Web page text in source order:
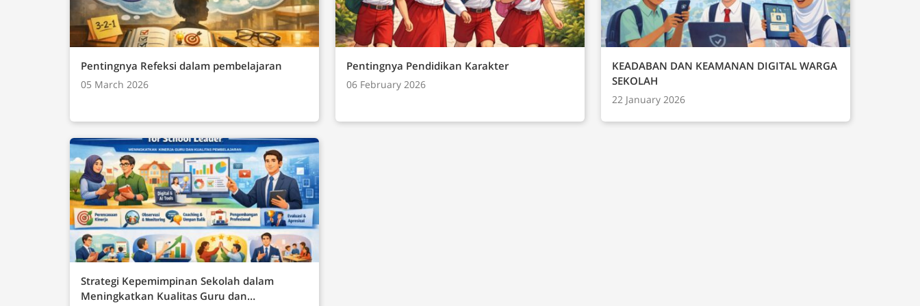
(TIK)Teknik KomputerJaringan Komputer (Internet)Analisis DataDampak Sosial
InformatikaBerpikir Komputasional (Tematis)Praktik Lintas Bidang
Pentingnya Refeksi dalam pembelajaran
05 March 2026
Pentingnya Pendidikan Karakter
06 February 2026
KEADABAN DAN KEAMANAN DIGITAL WARGA
SEKOLAH
22 January 2026
Strategi Kepemimpinan Sekolah dalam
Meningkatkan Kualitas Guru dan